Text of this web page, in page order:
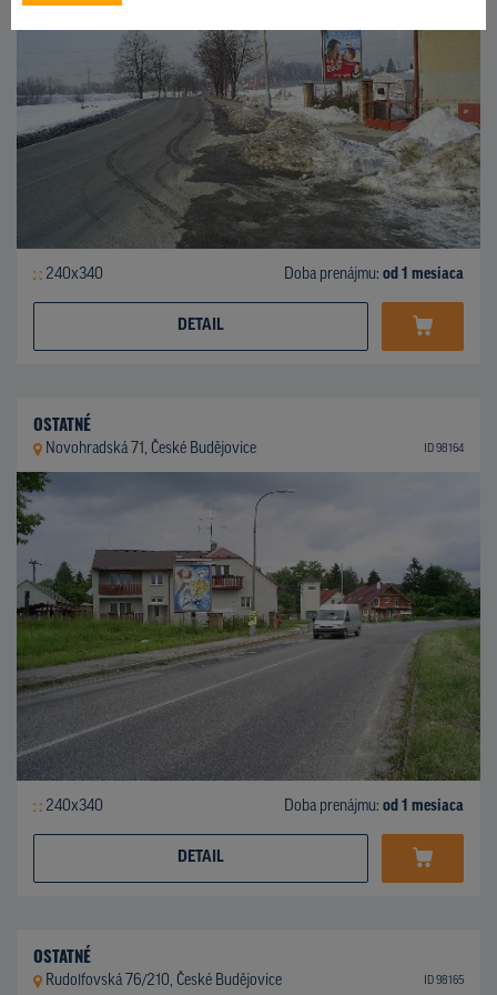
240x340 Doba prenájmu: od 1 mesiaca
DETAIL
OSTATNÉ
Novohradská 71, České Budějovice ID 98164
240x340 Doba prenájmu: od 1 mesiaca
DETAIL
OSTATNÉ
Rudolfovská 76/210, České Budějovice ID 98165